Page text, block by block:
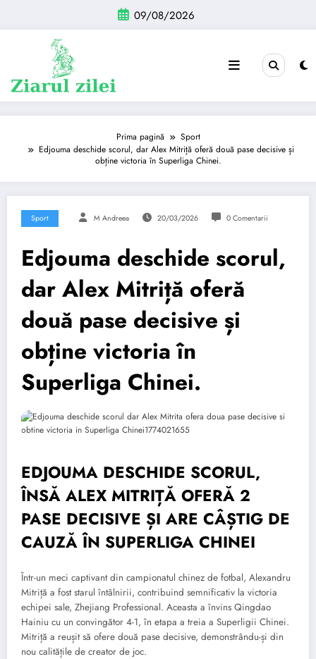
conținut
09/08/2026
Prima pagină
Sport
Edjouma deschide scorul, dar Alex Mitriță oferă două pase decisive și
obține victoria în Superliga Chinei.
Sport M Andreea 20/03/2026 0 Comentarii
Edjouma deschide scorul,
dar Alex Mitriță oferă
două pase decisive și
obține victoria în
Superliga Chinei.
EDJOUMA DESCHIDE SCORUL,
ÎNSĂ ALEX MITRIȚĂ OFERĂ 2
PASE DECISIVE ȘI ARE CÂȘTIG DE
CAUZĂ ÎN SUPERLIGA CHINEI
Într-un meci captivant din campionatul chinez de fotbal, Alexandru
Mitriță a fost starul întâlnirii, contribuind semnificativ la victoria
echipei sale, Zhejiang Professional. Aceasta a învins Qingdao
Hainiu cu un convingător 4-1, în etapa a treia a Superligii Chinei.
Mitriță a reușit să ofere două pase decisive, demonstrându-și din
nou calitățile de creator de joc.